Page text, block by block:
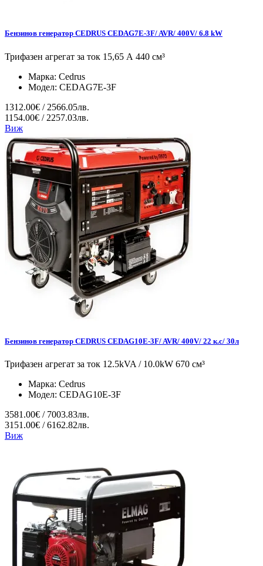
Бензинов генератор CEDRUS CEDAG7E-3F/ AVR/ 400V/ 6.8 kW
Трифазен агрегат за ток 15,65 А 440 см³
Марка: Cedrus
Модел: CEDAG7E-3F
1312.00€ / 2566.05лв.
1154.00€ / 2257.03лв.
Виж
Бензинов генератор CEDRUS CEDAG10E-3F/ AVR/ 400V/ 22 к.с/ 30л
Трифазен агрегат за ток 12.5kVA / 10.0kW 670 см³
Марка: Cedrus
Модел: CEDAG10E-3F
3581.00€ / 7003.83лв.
3151.00€ / 6162.82лв.
Виж